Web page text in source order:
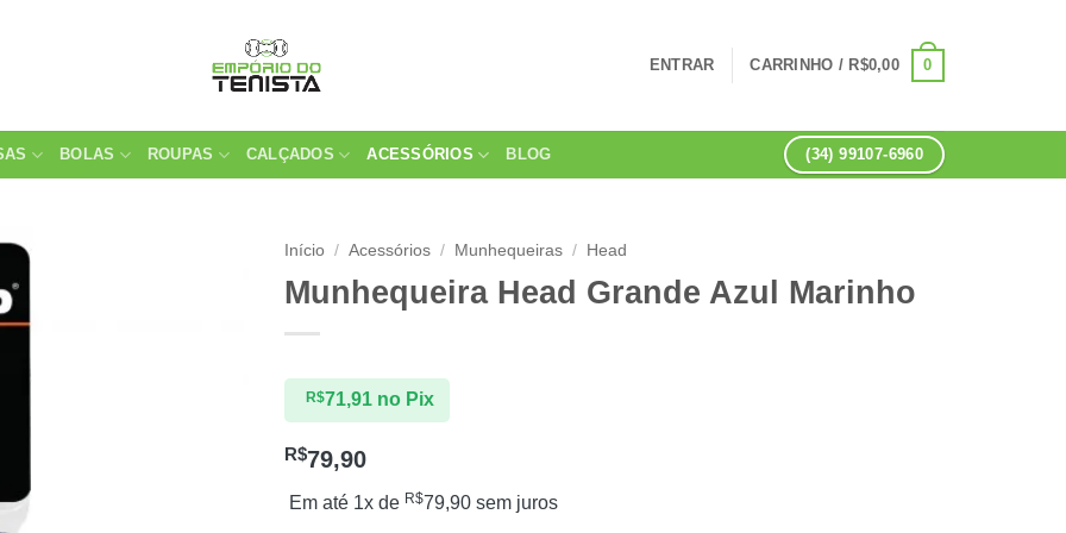
ENTRAR CARRINHO / R$0,00 0
BOLAS ROUPAS CALÇADOS ACESSÓRIOS BLOG (34) 99107-6960
Início / Acessórios / Munhequeiras / Head
Munhequeira Head Grande Azul Marinho
R$79,90
Em até 1x de R$79,90 sem juros
R$71,91 no Pix